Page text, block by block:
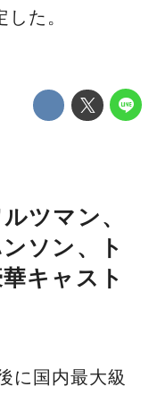
た。
ツマン、
ソン、ト
キャスト
に国内最大級